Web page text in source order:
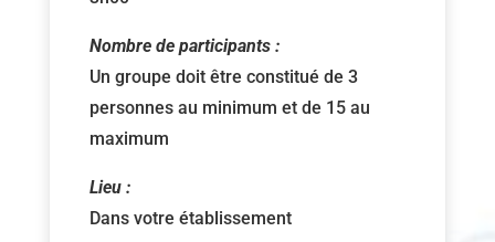
Nombre de participants :
Un groupe doit être constitué de 3
personnes au minimum et de 15 au
maximum
Lieu :
Dans votre établissement